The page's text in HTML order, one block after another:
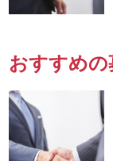
おすすめの